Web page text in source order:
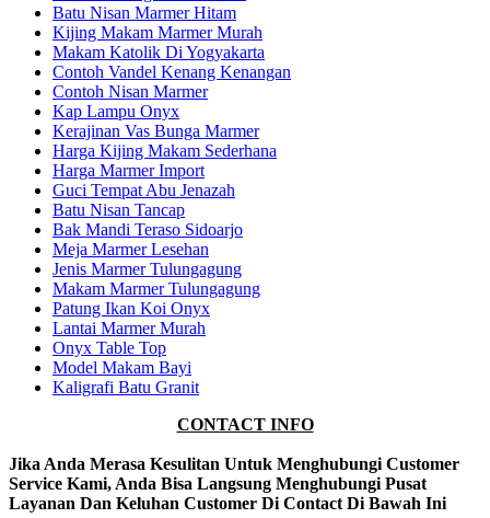
Batu Nisan Marmer Hitam
Kijing Makam Marmer Murah
Makam Katolik Di Yogyakarta
Contoh Vandel Kenang Kenangan
Contoh Nisan Marmer
Kap Lampu Onyx
Kerajinan Vas Bunga Marmer
Harga Kijing Makam Sederhana
Harga Marmer Import
Guci Tempat Abu Jenazah
Batu Nisan Tancap
Bak Mandi Teraso Sidoarjo
Meja Marmer Lesehan
Jenis Marmer Tulungagung
Makam Marmer Tulungagung
Patung Ikan Koi Onyx
Lantai Marmer Murah
Onyx Table Top
Model Makam Bayi
Kaligrafi Batu Granit
CONTACT INFO
Jika Anda Merasa Kesulitan Untuk Menghubungi Customer
Service Kami, Anda Bisa Langsung Menghubungi Pusat
Layanan Dan Keluhan Customer Di Contact Di Bawah Ini